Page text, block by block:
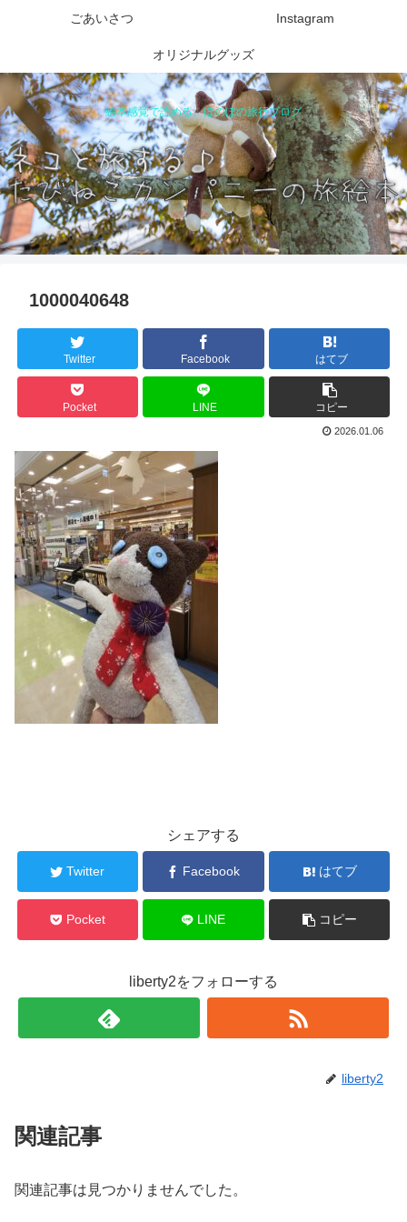
絵本感覚で読める、ほのぼの旅行ブログ
ごあいさつ Instagram
オリジナルグッズ
1000040648
Twitter Facebook はてブ
Pocket LINE コピー
2026.01.06
シェアする
Twitter Facebook はてブ
Pocket LINE コピー
liberty2をフォローする
liberty2
関連記事
関連記事は見つかりませんでした。